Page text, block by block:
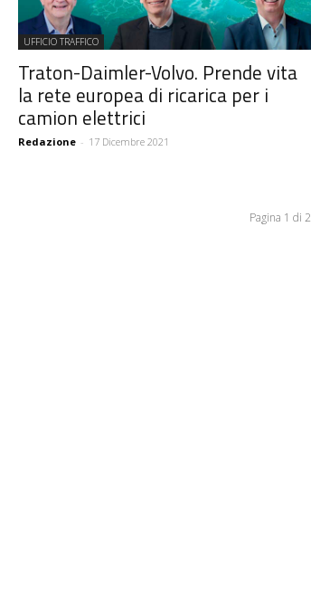
UFFICIO TRAFFICO
Traton-Daimler-Volvo. Prende vita
la rete europea di ricarica per i
camion elettrici
Redazione - 17 Dicembre 2021
Pagina 1 di 2